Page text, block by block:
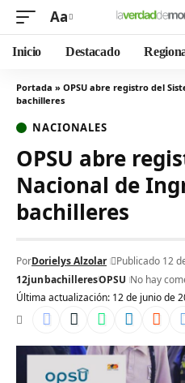
Aa
Inicio Destacado
Portada » OPSU abre registro del
bachilleres
NACIONALES
OPSU abre
Nacional de
bachilleres
Última actualización: 12 de junio de
PorDorielys Alzolar
Publicado 12
12junbachilleresOPSU No hay